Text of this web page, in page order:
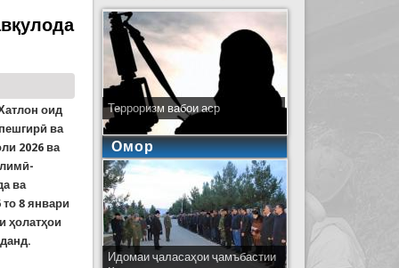
оид
ва
2026 ва
ва
8 январи
ҳолатҳои
Терроризм вабои аср
Омор
Идомаи ҷаласаҳои ҷамъбастии